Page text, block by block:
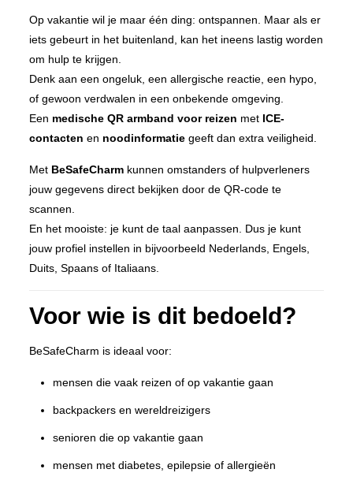
Op vakantie wil je maar één ding: ontspannen. Maar als er
iets gebeurt in het buitenland, kan het ineens lastig worden
om hulp te krijgen.
Denk aan een ongeluk, een allergische reactie, een hypo,
of gewoon verdwalen in een onbekende omgeving.
Een medische QR armband voor reizen met ICE-
contacten en noodinformatiegeeft dan extra veiligheid.
Met BeSafeCharmkunnen omstanders of hulpverleners
jouw gegevens direct bekijken door de QR-code te
scannen.
En het mooiste: je kunt de taal aanpassen. Dus je kunt
jouw profiel instellen in bijvoorbeeld Nederlands, Engels,
Duits, Spaans of Italiaans.
Voor wie is dit bedoeld?
BeSafeCharm is ideaal voor:
mensen die vaak reizen of op vakantie gaan
backpackers en wereldreizigers
senioren die op vakantie gaan
mensen met diabetes, epilepsie of allergieën